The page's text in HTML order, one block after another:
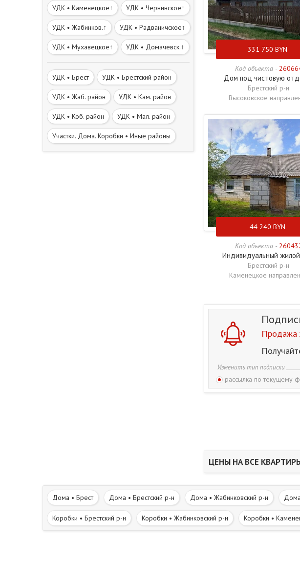
УДК • Каменецкое↑ УДК • Чернинское↑
УДК • Жабинков.↑ УДК • Радваничское↑
УДК • Мухавецкое↑ УДК • Домачевск.↑
УДК • Брест УДК • Брестский район
УДК • Жаб. район УДК • Кам. район
УДК • Коб. район УДК • Мал. район
Участки. Дома. Коробки • Иные районы
331 750 BYN
Код объекта -
Дом под чистовую
Брестский р-н
Высоковское
44 240 BYN
Код объекта -
Индивидуальный
Брестский р-н
Каменецкое
Продажа
Изменить тип подписки
рассылка по текущему
ЦЕНЫ НА ВСЕ
Дома • Брест Дома • Брестский р-н Дома • Жабинковский р-н
Коробки • Брестский р-н Коробки • Жабинковский р-н Коробки •